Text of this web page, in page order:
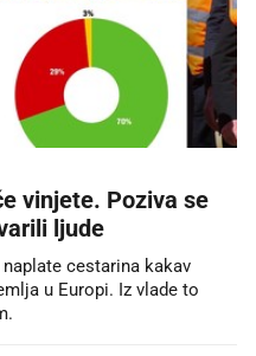
vinjete. Poziva se
ljude
cestarina kakav
u Europi. Iz vlade to